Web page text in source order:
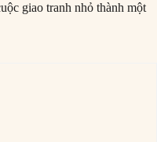
giao tranh nhỏ thành một